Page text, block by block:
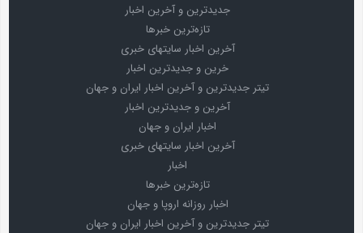
جدیدترین و آخرین اخبار
تازه‌ترین خبرها
آخرین اخبار سایتهای خبری
خرین و جدیدترین اخبار
تیتر جدیدترین و آخرین اخبار ایران و جهان
آخرین و جدیدترین اخبار
اخبار ایران و جهان
آخرین اخبار سایتهای خبری
اخبار
تازه‌ترین خبرها
اخبار روزانه اروپا و جهان
تیتر جدیدترین و آخرین اخبار ایران و جهان